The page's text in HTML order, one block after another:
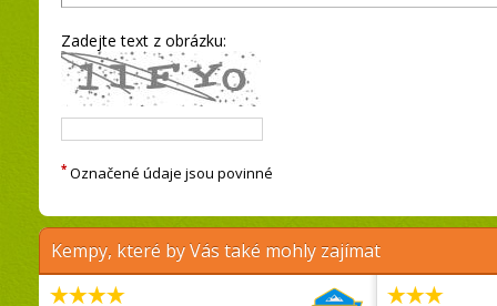
Zadejte text z obrázku:
* Označené údaje jsou povinné
Kempy, které by Vás také mohly zajímat